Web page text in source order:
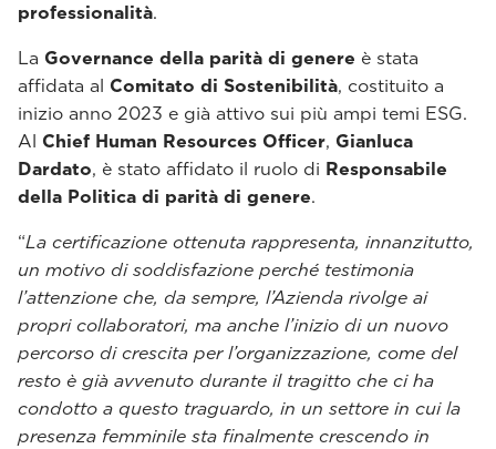
professionalità.
La Governance della parità di genere è stata
affidata al Comitato di Sostenibilità, costituito a
inizio anno 2023 e già attivo sui più ampi temi ESG.
Al Chief Human Resources Officer, Gianluca
Dardato, è stato affidato il ruolo di Responsabile
della Politica di parità di genere.
“La certificazione ottenuta rappresenta, innanzitutto,
un motivo di soddisfazione perché testimonia
l’attenzione che, da sempre, l’Azienda rivolge ai
propri collaboratori, ma anche l’inizio di un nuovo
percorso di crescita per l’organizzazione, come del
resto è già avvenuto durante il tragitto che ci ha
condotto a questo traguardo, in un settore in cui la
presenza femminile sta finalmente crescendo in